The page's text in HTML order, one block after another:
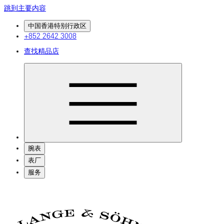
跳到主要内容
中国香港特别行政区
+852 2642 3008
查找精品店
腕表
表厂
服务